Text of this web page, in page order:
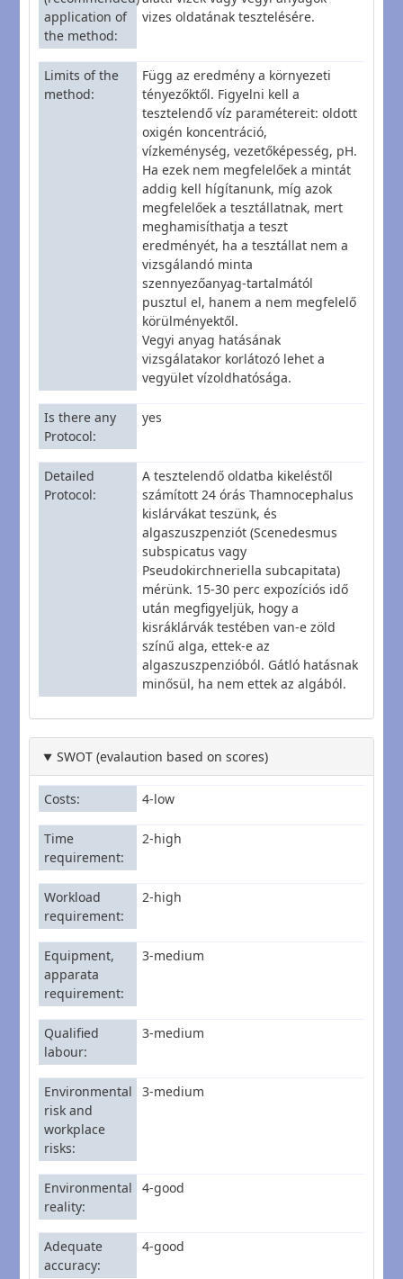
application of
the method
vizes oldatának tesztelésére.
Limits of the
method
Függ az eredmény a környezeti
tényezőktől. Figyelni kell a
tesztelendő víz paramétereit: oldott
oxigén koncentráció,
vízkeménység, vezetőképesség, pH.
Ha ezek nem megfelelőek a mintát
addig kell hígítanunk, míg azok
megfelelőek a tesztállatnak, mert
meghamisíthatja a teszt
eredményét, ha a tesztállat nem a
vizsgálandó minta
szennyezőanyag-tartalmától
pusztul el, hanem a nem megfelelő
körülményektől.
Vegyi anyag hatásának
vizsgálatakor korlátozó lehet a
vegyület vízoldhatósága.
Is there any
Protocol
yes
Detailed
Protocol
A tesztelendő oldatba kikeléstől
számított 24 órás Thamnocephalus
kislárvákat teszünk, és
algaszuszpenziót (Scenedesmus
subspicatus vagy
Pseudokirchneriella subcapitata)
mérünk. 15-30 perc expozíciós idő
után megfigyeljük, hogy a
kisráklárvák testében van-e zöld
színű alga, ettek-e az
algaszuszpenzióból. Gátló hatásnak
minősül, ha nem ettek az algából.
SWOT (evalaution based on scores)
Costs 4-low
Time
requirement
2-high
Workload
requirement
2-high
Equipment,
apparata
requirement
3-medium
Qualified
labour
3-medium
Environmental
risk and
workplace
risks
3-medium
Environmental
reality
4-good
Adequate
accuracy
4-good